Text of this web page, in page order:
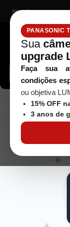
PANASONIC
Sua
upgrade
Faça sua
condições
ou objetiva
15% OFF
3 anos de
Atendimento
Buscar
camera-nikon-